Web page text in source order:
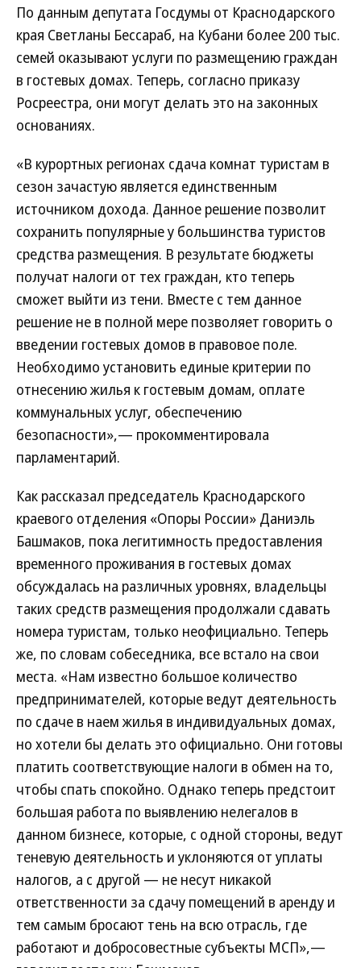
По данным депутата Госдумы от Краснодарского
края Светланы Бессараб, на Кубани более 200 тыс.
семей оказывают услуги по размещению граждан
в гостевых домах. Теперь, согласно приказу
Росреестра, они могут делать это на законных
основаниях.
«В курортных регионах сдача комнат туристам в
сезон зачастую является единственным
источником дохода. Данное решение позволит
сохранить популярные у большинства туристов
средства размещения. В результате бюджеты
получат налоги от тех граждан, кто теперь
сможет выйти из тени. Вместе с тем данное
решение не в полной мере позволяет говорить о
введении гостевых домов в правовое поле.
Необходимо установить единые критерии по
отнесению жилья к гостевым домам, оплате
коммунальных услуг, обеспечению
безопасности»,— прокомментировала
парламентарий.
Как рассказал председатель Краснодарского
краевого отделения «Опоры России» Даниэль
Башмаков, пока легитимность предоставления
временного проживания в гостевых домах
обсуждалась на различных уровнях, владельцы
таких средств размещения продолжали сдавать
номера туристам, только неофициально. Теперь
же, по словам собеседника, все встало на свои
места. «Нам известно большое количество
предпринимателей, которые ведут деятельность
по сдаче в наем жилья в индивидуальных домах,
но хотели бы делать это официально. Они готовы
платить соответствующие налоги в обмен на то,
чтобы спать спокойно. Однако теперь предстоит
большая работа по выявлению нелегалов в
данном бизнесе, которые, с одной стороны, ведут
теневую деятельность и уклоняются от уплаты
налогов, а с другой — не несут никакой
ответственности за сдачу помещений в аренду и
тем самым бросают тень на всю отрасль, где
работают и добросовестные субъекты МСП»,—